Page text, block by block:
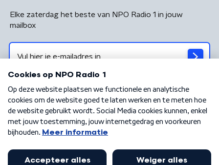
Elke zaterdag het beste van NPO Radio 1 in jouw
mailbox
Algemene voorwaarden